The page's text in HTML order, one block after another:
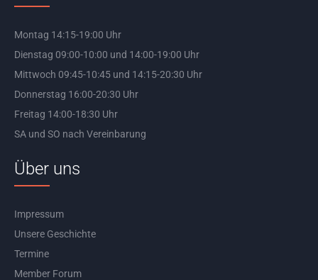
Montag 14:15-19:00 Uhr
Dienstag 09:00-10:00 und 14:00-19:00 Uhr
Mittwoch 09:45-10:45 und 14:15-20:30 Uhr
Donnerstag 16:00-20:30 Uhr
Freitag 14:00-18:30 Uhr
SA und SO nach Vereinbarung
Über uns
Impressum
Unsere Geschichte
Termine
Member Forum